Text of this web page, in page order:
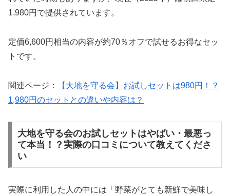
1,980円で提供されています。
定価6,600円相当の内容が約70％オフで試せるお得なセッ
トです。
関連ページ：
【大地を守る会】お試しセットは980円！？
1,980円のセットとの違いや内容は？
大地を守る会のお試しセットはやばい・最悪っ
て本当！？実際の口コミについて教えてくださ
い
実際に利用した人の中には「野菜がとても新鮮で美味し